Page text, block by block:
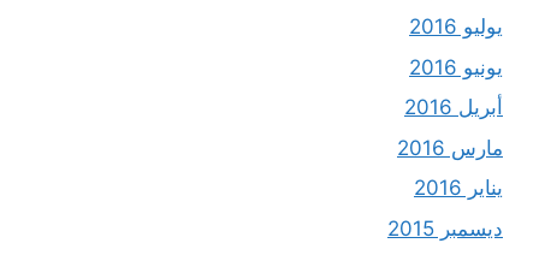
يوليو 2016
يونيو 2016
أبريل 2016
مارس 2016
يناير 2016
ديسمبر 2015